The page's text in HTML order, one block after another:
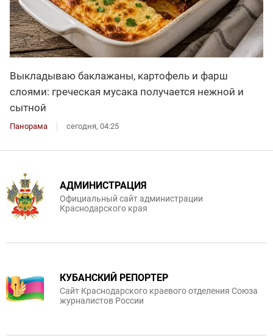
Выкладываю баклажаны, картофель и фарш
слоями: греческая мусака получается нежной и
сытной
Панорама сегодня, 04:25
АДМИНИСТРАЦИЯ
Официальный сайт администрации
Краснодарского края
КУБАНСКИЙ РЕПОРТЕР
Сайт Краснодарского краевого отделения Союза
журналистов России